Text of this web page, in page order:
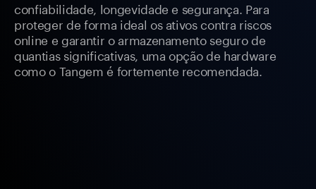
confiabilidade, longevidade e segurança. Para
proteger de forma ideal os ativos contra riscos
online e garantir o armazenamento seguro de
quantias significativas, uma opção de hardware
como o Tangem é fortemente recomendada.